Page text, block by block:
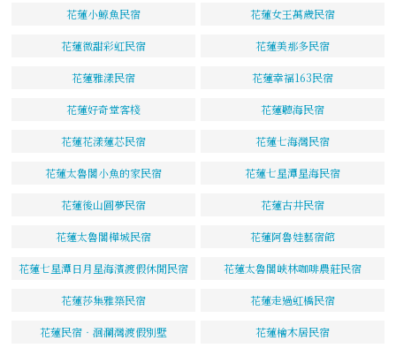
花蓮小鯨魚民宿 花蓮女王萬歲民宿
花蓮微甜彩虹民宿 花蓮美那多民宿
花蓮雅漾民宿 花蓮幸福163民宿
花蓮好奇堂客棧 花蓮聽海民宿
花蓮花漾蓮芯民宿 花蓮七海灣民宿
花蓮太魯閣小魚的家民宿 花蓮七星潭星海民宿
花蓮後山圓夢民宿 花蓮古井民宿
花蓮太魯閣樺城民宿 花蓮阿魯娃藝宿館
花蓮七星潭日月星海濱渡假休閒民宿 花蓮太魯閣峽林咖啡農莊民宿
花蓮莎集雅築民宿 花蓮走過虹橋民宿
花蓮民宿‧洄瀾灣渡假別墅 花蓮檜木居民宿